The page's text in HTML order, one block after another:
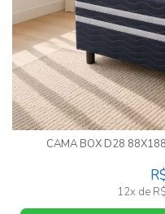
CAMA BOX D28
12x de